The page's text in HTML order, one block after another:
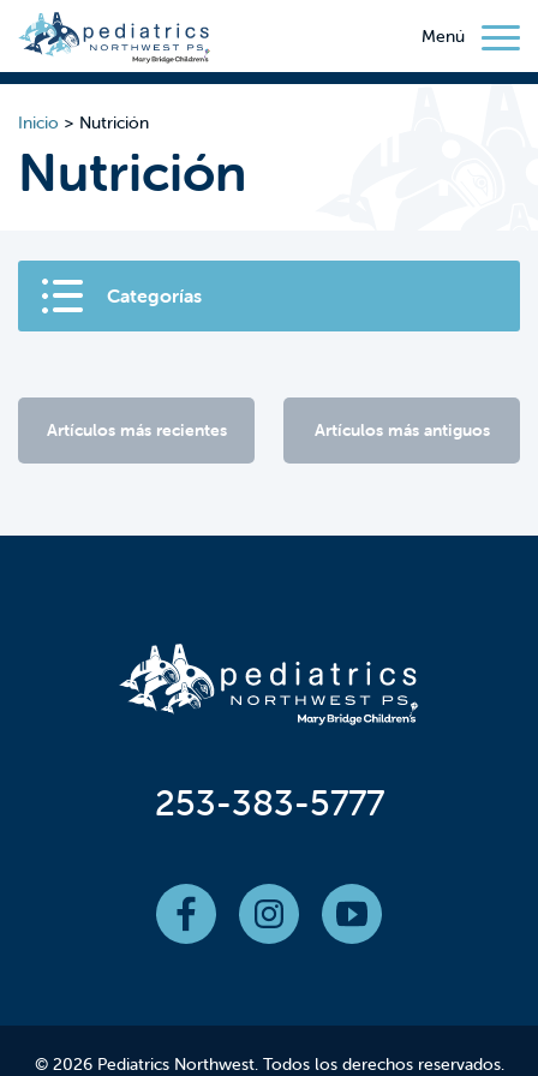
Menú
Inicio > Nutrición
Nutrición
Categorías
Artículos más recientes Artículos más antiguos
253-383-5777
© 2026 Pediatrics Northwest. Todos los derechos reservados.